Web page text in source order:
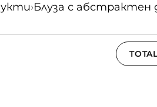
›Блуза с абстрактен